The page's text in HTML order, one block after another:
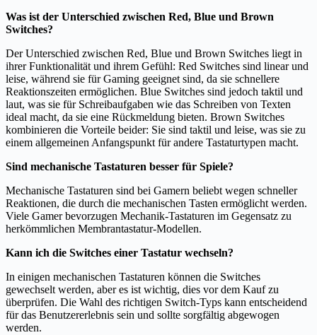
Was ist der Unterschied zwischen Red, Blue und Brown
Switches?
Der Unterschied zwischen Red, Blue und Brown Switches liegt in
ihrer Funktionalität und ihrem Gefühl: Red Switches sind linear und
leise, während sie für Gaming geeignet sind, da sie schnellere
Reaktionszeiten ermöglichen. Blue Switches sind jedoch taktil und
laut, was sie für Schreibaufgaben wie das Schreiben von Texten
ideal macht, da sie eine Rückmeldung bieten. Brown Switches
kombinieren die Vorteile beider: Sie sind taktil und leise, was sie zu
einem allgemeinen Anfangspunkt für andere Tastaturtypen macht.
Sind mechanische Tastaturen besser für Spiele?
Mechanische Tastaturen sind bei Gamern beliebt wegen schneller
Reaktionen, die durch die mechanischen Tasten ermöglicht werden.
Viele Gamer bevorzugen Mechanik-Tastaturen im Gegensatz zu
herkömmlichen Membrantastatur-Modellen.
Kann ich die Switches einer Tastatur wechseln?
In einigen mechanischen Tastaturen können die Switches
gewechselt werden, aber es ist wichtig, dies vor dem Kauf zu
überprüfen. Die Wahl des richtigen Switch-Typs kann entscheidend
für das Benutzererlebnis sein und sollte sorgfältig abgewogen
werden.